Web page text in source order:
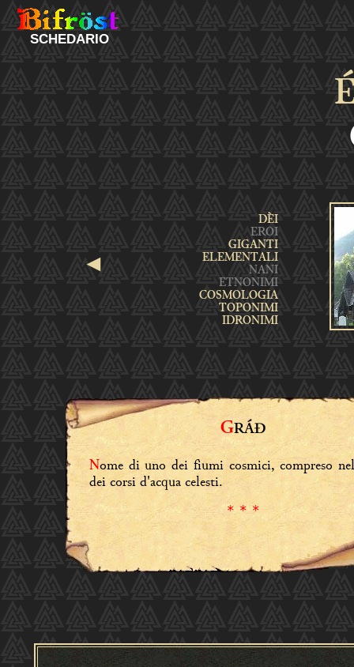
SCHEDARIO
◄
GRÁÐ
Nome di uno dei fiumi cosmici, compreso
dei corsi d'acqua celesti.
* * *